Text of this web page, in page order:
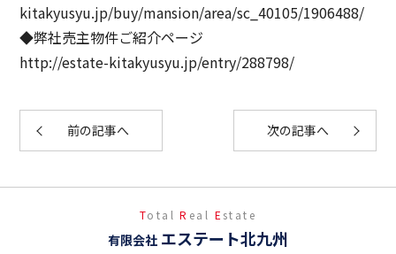
kitakyusyu.jp/buy/mansion/area/sc_40105/1906488/
◆弊社売主物件ご紹介ページ
http://estate-kitakyusyu.jp/entry/288798/
前の記事へ 次の記事へ
TotalR eal E state
有限会社 エステート北九州